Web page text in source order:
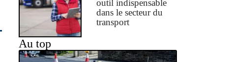
outil indispensable
dans le secteur du
transport
Au top